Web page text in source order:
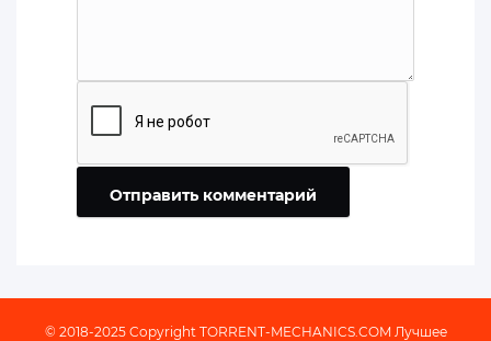
Отправить комментарий
© 2018-2025 Copyright TORRENT-MECHANICS.COM Лучшее